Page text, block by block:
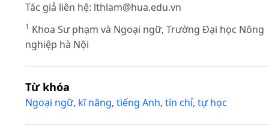
Tác giả liên hệ: lthlam@hua.edu.vn
1 Khoa Sư phạm và Ngoại ngữ, Trường Đại học Nông
nghiệp hà Nội
Từ khóa
Ngoại ngữ, kĩ năng, tiếng Anh, tín chỉ, tự học